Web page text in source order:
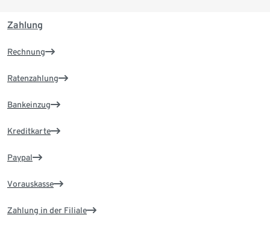
Zahlung
Rechnung
Ratenzahlung
Bankeinzug
Kreditkarte
Paypal
Vorauskasse
Zahlung in der Filiale